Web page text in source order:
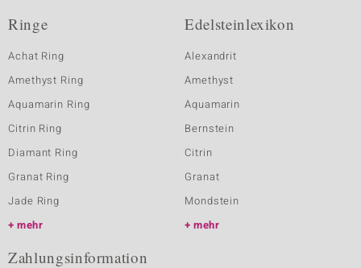
Ringe
Achat Ring
Amethyst Ring
Aquamarin Ring
Citrin Ring
Diamant Ring
Granat Ring
Jade Ring
mehr
Edelsteinlexikon
Alexandrit
Amethyst
Aquamarin
Bernstein
Citrin
Granat
Mondstein
mehr
Zahlungsinformation